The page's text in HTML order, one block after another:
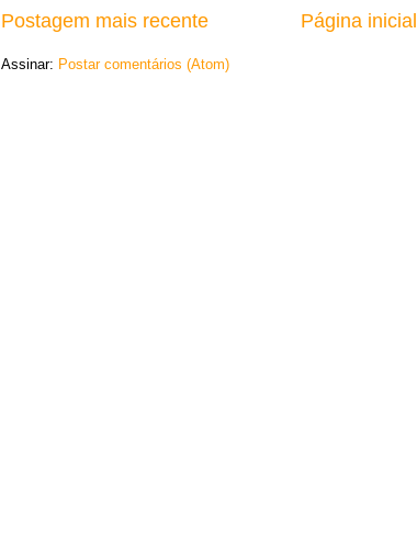
Postagem mais recente Página inicial
Assinar: Postar comentários (Atom)